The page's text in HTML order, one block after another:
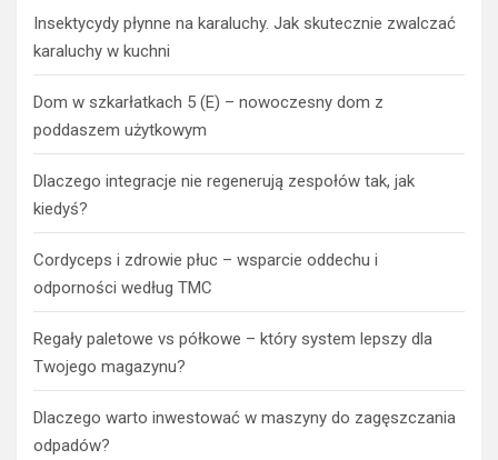
Insektycydy płynne na karaluchy. Jak skutecznie zwalczać
karaluchy w kuchni
Dom w szkarłatkach 5 (E) – nowoczesny dom z
poddaszem użytkowym
Dlaczego integracje nie regenerują zespołów tak, jak
kiedyś?
Cordyceps i zdrowie płuc – wsparcie oddechu i
odporności według TMC
Regały paletowe vs półkowe – który system lepszy dla
Twojego magazynu?
Dlaczego warto inwestować w maszyny do zagęszczania
odpadów?